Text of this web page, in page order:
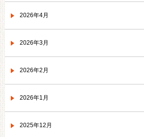
2026年4月
2026年3月
2026年2月
2026年1月
2025年12月